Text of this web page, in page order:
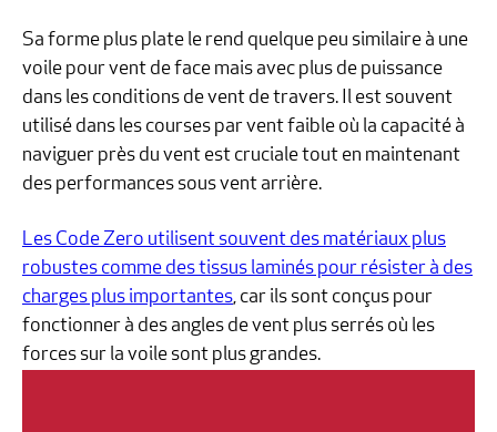
Sa forme plus plate le rend quelque peu similaire à une
voile pour vent de face mais avec plus de puissance
dans les conditions de vent de travers. Il est souvent
utilisé dans les courses par vent faible où la capacité à
naviguer près du vent est cruciale tout en maintenant
des performances sous vent arrière.
Les Code Zero utilisent souvent des matériaux plus
robustes comme des tissus laminés pour résister à des
charges plus importantes, car ils sont conçus pour
fonctionner à des angles de vent plus serrés où les
forces sur la voile sont plus grandes.